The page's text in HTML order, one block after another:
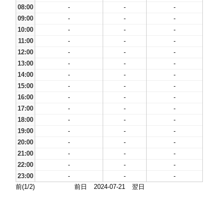
08:00
- -
-
09:00
- -
-
10:00
- -
-
11:00
- -
-
12:00
- -
-
13:00
- -
-
14:00
- -
-
15:00
- -
-
16:00
- -
-
17:00
- -
-
18:00
- -
-
19:00
- -
-
20:00
- -
-
21:00
- -
-
22:00
- -
-
23:00
- -
-
前(1/2)
前日 2024-07-21 翌日